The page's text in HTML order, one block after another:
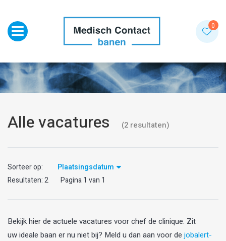
Toggle navigation 0
Alle vacatures (2 resultaten)
Sorteer op:
Plaatsingsdatum
Resultaten:2 Pagina1 van 1
Bekijk hier de actuele vacatures voor chef de clinique. Zit
uw ideale baan er nu niet bij? Meld u dan aan voor de jobalert-